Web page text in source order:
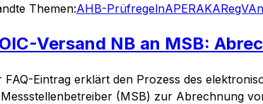
Themen:AHB-PrüfregelnAPERAKARegV
Versand NB an MSB:
FAQ-Eintrag erklärt den Prozess des
(MSB) zur Abrechnung